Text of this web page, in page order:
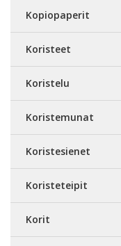
Kopiopaperit
Koristeet
Koristelu
Koristemunat
Koristesienet
Koristeteipit
Korit